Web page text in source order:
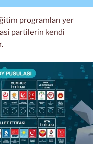
programları yer
partilerin kendi